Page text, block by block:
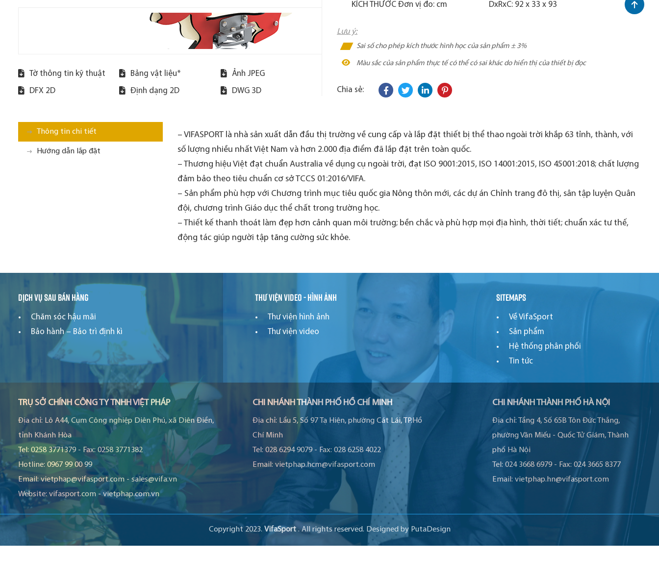
Tờ thông tin kỹ thuật Bảng vật liệu* Ảnh JPEG
DFX 2D Định dạng 2D DWG 3D
KÍCH THƯỚC Đơn vị đo: cm DxRxC: 92 x 33 x 93
Lưu ý:
Sai số cho phép kích thước hình học của sản phẩm ± 3%
Màu sắc của sản phẩm thực tế có thể có sai khác do hiển thị của thiết bị đọc
Chia sẻ:
Thông tin chi tiết
Hướng dẫn lắp đặt
– VIFASPORT là nhà sản xuất dẫn đầu thị trường về cung cấp và lắp đặt thiết bị thể thao ngoài trời khắp 63 tỉnh, thành, với
số lượng nhiều nhất Việt Nam và hơn 2.000 địa điểm đã lắp đặt trên toàn quốc.
– Thương hiệu Việt đạt chuẩn Australia về dụng cụ ngoài trời, đạt ISO 9001:2015, ISO 14001:2015, ISO 45001:2018; chất lượng
đảm bảo theo tiêu chuẩn cơ sở TCCS 01:2016/VIFA.
– Sản phẩm phù hợp với Chương trình mục tiêu quốc gia Nông thôn mới, các dự án Chỉnh trang đô thị, sân tập luyện Quân
đội, chương trình Giáo dục thể chất trong trường học.
– Thiết kế thanh thoát làm đẹp hơn cảnh quan môi trường; bền chắc và phù hợp mọi địa hình, thời tiết; chuẩn xác tư thế,
động tác giúp người tập tăng cường sức khỏe.
Dịch vụ sau bán hàng
Chăm sóc hậu mãi
Bảo hành – Bảo trì định kì
Thư viện video - hình ảnh
Thư viện hình ảnh
Thư viện video
Sitemaps
Về VifaSport
Sản phẩm
Hệ thống phân phối
Tin tức
TRỤ SỞ CHÍNH CÔNG TY TNHH VIỆT PHÁP
Địa chỉ: Lô A44, Cụm Công nghiệp Diên Phú, xã Diên Điền,
tỉnh Khánh Hòa
Tel: 0258 3771379 - Fax: 0258 3771382
Hotline: 0967 99 00 99
Email:vietphap@vifasport.com - sales@vifa.vn
Website: vifasport.com -vietphap.com.vn
CHI NHÁNH THÀNH PHỐ HỒ CHÍ MINH
Địa chỉ: Lầu 5, Số 97 Tạ Hiện, phường Cát Lái, TP.Hồ
Chí Minh
Tel:028 6294 9079 - Fax:028 6258 4022
Email:vietphap.hcm@vifasport.com
CHI NHÁNH THÀNH PHỐ HÀ NỘI
Địa chỉ:
Tầng 4, Số 65B Tôn Đức Thắng,
phường Văn Miếu - Quốc Tử Giám, Thành
phố Hà Nội
Tel: 024 3668 6979- Fax: 024 3665 8377
Email: vietphap.hn@vifasport.com
Copyright 2023. VifaSport. All rights reserved. Designed by PutaDesign